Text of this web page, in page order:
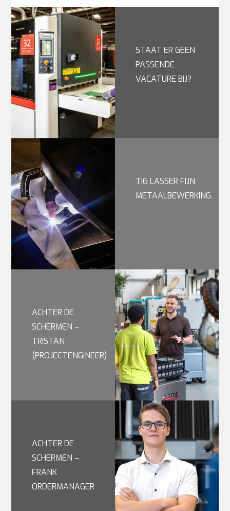
STAAT ER GEEN
PASSENDE
VACATURE BIJ?
TIG LASSER FIJN
METAALBEWERKING
ACHTER DE
SCHERMEN –
TRISTAN
(PROJECTENGINEER)
ACHTER DE
SCHERMEN –
FRANK
ORDERMANAGER